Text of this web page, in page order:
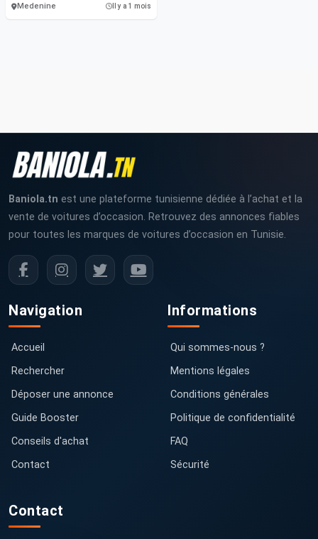
Medenine Il y a 1 mois
Baniola.tn est une plateforme tunisienne dédiée à l’achat et la
vente de voitures d’occasion. Retrouvez des annonces fiables
pour toutes les marques de voitures d’occasion en Tunisie.
Navigation
Accueil
Rechercher
Déposer une annonce
Guide Booster
Conseils d'achat
Contact
Informations
Qui sommes-nous ?
Mentions légales
Conditions générales
Politique de confidentialité
FAQ
Sécurité
Contact